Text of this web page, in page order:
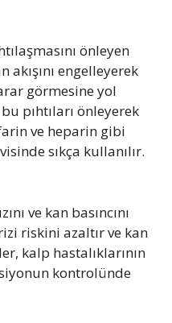
önleyen
akışını engelleyerek
görmesine yol
pıhtıları önleyerek
ve heparin gibi
sıkça kullanılır.
ve kan basıncını
riskini azaltır ve kan
kalp hastalıklarının
kontrolünde